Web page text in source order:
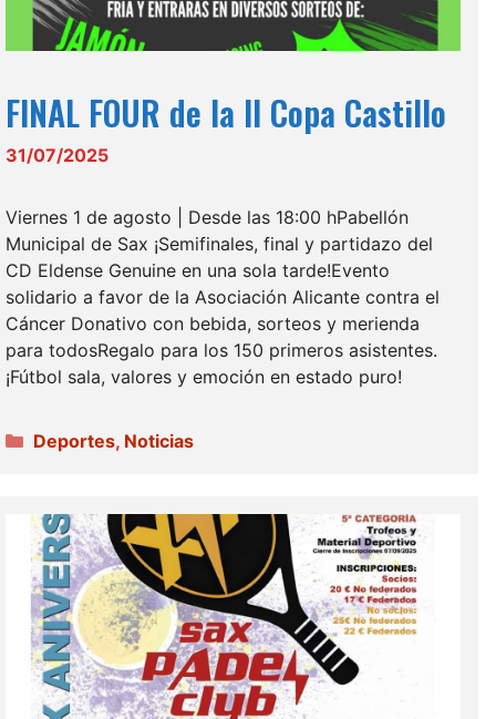
FINAL FOUR de la II Copa Castillo
31/07/2025
Viernes 1 de agosto | Desde las 18:00 hPabellón
Municipal de Sax ¡Semifinales, final y partidazo del
CD Eldense Genuine en una sola tarde!Evento
solidario a favor de la Asociación Alicante contra el
Cáncer Donativo con bebida, sorteos y merienda
para todosRegalo para los 150 primeros asistentes.
¡Fútbol sala, valores y emoción en estado puro!
Categorías
Deportes, Noticias